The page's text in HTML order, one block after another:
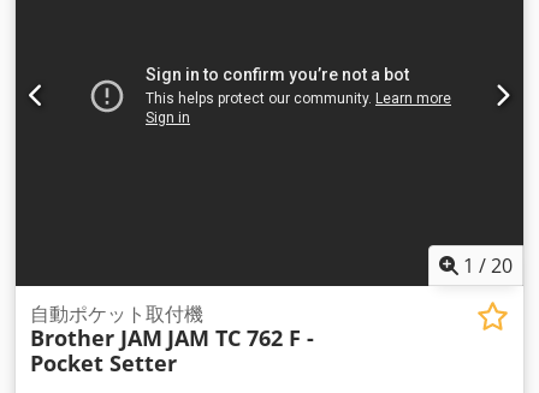
1 /20
自動ポケット取付機
Brother JAM JAM TC 762 F -
Pocket Setter